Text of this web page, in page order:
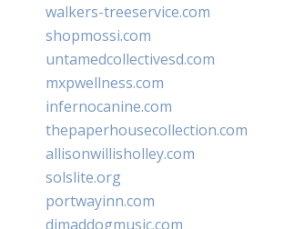
walkers-treeservice.com
shopmossi.com
untamedcollectivesd.com
mxpwellness.com
infernocanine.com
thepaperhousecollection.com
allisonwillisholley.com
solslite.org
portwayinn.com
djmaddogmusic.com